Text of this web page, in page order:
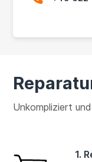
Unkompliziert
1.